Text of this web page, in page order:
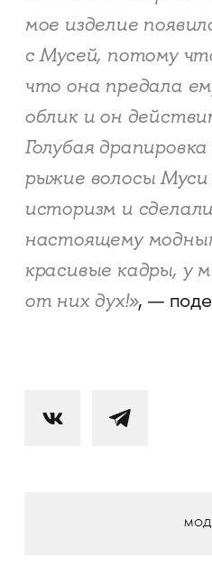
мое изделие
с Мусей, потому
что она предала
облик и он
Голубая
рыжие волосы Муси
историзм и
настоящему
красивые кадры, у
от них дух!», —